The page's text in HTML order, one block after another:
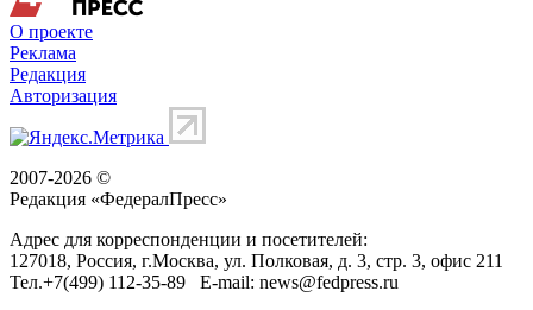
О проекте
Реклама
Редакция
Авторизация
2007-2026 ©
Редакция «ФедералПресс»
Адрес для корреспонденции и посетителей:
127018, Россия, г.Москва, ул. Полковая, д. 3, стр. 3, офис 211
Тел.+7(499) 112-35-89 E-mail: news@fedpress.ru